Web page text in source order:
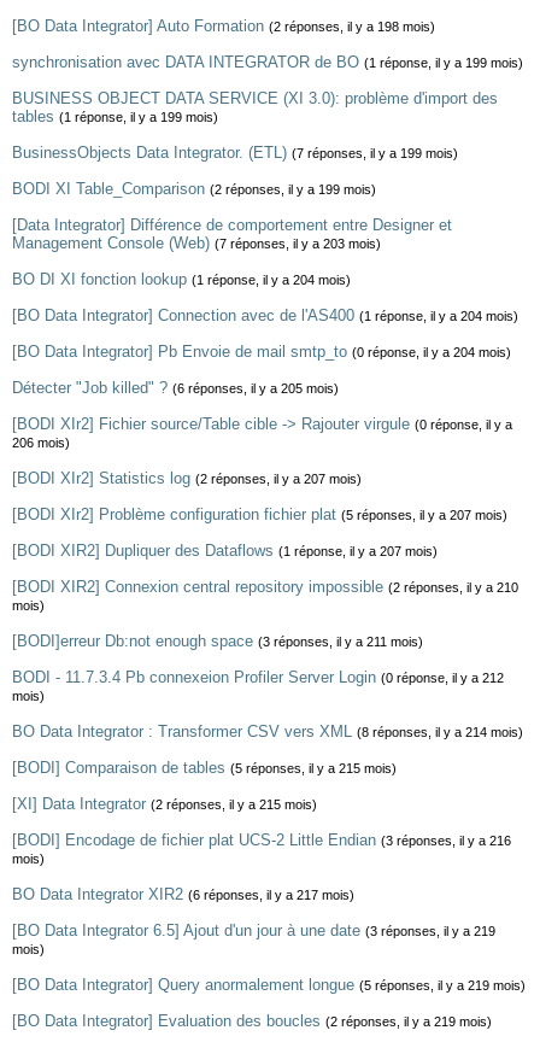
[BO Data Integrator] Auto Formation (2 réponses, il y a 198 mois)
synchronisation avec DATA INTEGRATOR de BO (1 réponse, il y a 199 mois)
BUSINESS OBJECT DATA SERVICE (XI 3.0): problème d'import des
tables (1 réponse, il y a 199 mois)
BusinessObjects Data Integrator. (ETL) (7 réponses, il y a 199 mois)
BODI XI Table_Comparison (2 réponses, il y a 199 mois)
[Data Integrator] Différence de comportement entre Designer et
Management Console (Web) (7 réponses, il y a 203 mois)
BO DI XI fonction lookup (1 réponse, il y a 204 mois)
[BO Data Integrator] Connection avec de l'AS400 (1 réponse, il y a 204 mois)
[BO Data Integrator] Pb Envoie de mail smtp_to (0 réponse, il y a 204 mois)
Détecter "Job killed" ? (6 réponses, il y a 205 mois)
[BODI XIr2] Fichier source/Table cible -> Rajouter virgule (0 réponse, il y a
206 mois)
[BODI XIr2] Statistics log (2 réponses, il y a 207 mois)
[BODI XIr2] Problème configuration fichier plat (5 réponses, il y a 207 mois)
[BODI XIR2] Dupliquer des Dataflows (1 réponse, il y a 207 mois)
[BODI XIR2] Connexion central repository impossible (2 réponses, il y a 210
mois)
[BODI]erreur Db:not enough space (3 réponses, il y a 211 mois)
BODI - 11.7.3.4 Pb connexeion Profiler Server Login (0 réponse, il y a 212
mois)
BO Data Integrator : Transformer CSV vers XML (8 réponses, il y a 214 mois)
[BODI] Comparaison de tables (5 réponses, il y a 215 mois)
[XI] Data Integrator (2 réponses, il y a 215 mois)
[BODI] Encodage de fichier plat UCS-2 Little Endian (3 réponses, il y a 216
mois)
BO Data Integrator XIR2 (6 réponses, il y a 217 mois)
[BO Data Integrator 6.5] Ajout d'un jour à une date (3 réponses, il y a 219
mois)
[BO Data Integrator] Query anormalement longue (5 réponses, il y a 219 mois)
[BO Data Integrator] Evaluation des boucles (2 réponses, il y a 219 mois)